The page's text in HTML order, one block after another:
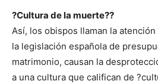
?Cultura de la muerte??
Así, los obispos llaman la
la legislación española de
matrimonio, causan la
a una cultura que califican de